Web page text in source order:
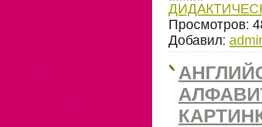
Просмотров:
Добавил: